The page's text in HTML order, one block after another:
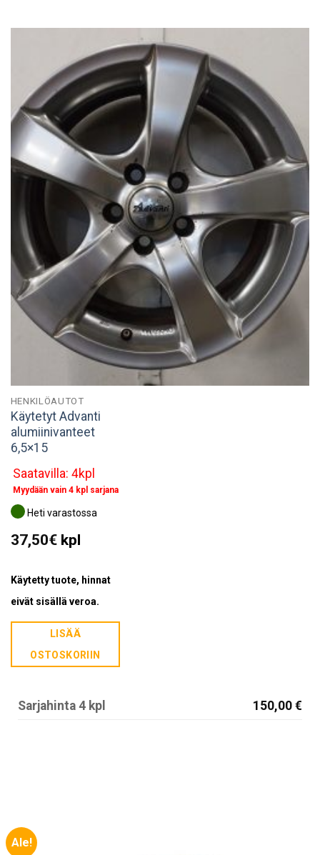
HENKILÖAUTOT
Käytetyt Advanti
alumiinivanteet
6,5×15
Saatavilla: 4kpl
Myydään vain 4 kpl sarjana
Heti varastossa
37,50€kpl
Käytetty tuote, hinnat
eivät sisällä veroa.
LISÄÄ
OSTOSKORIIN
Sarjahinta 4 kpl 150,00 €
Ale!